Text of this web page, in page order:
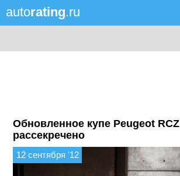
autorating.ru
Обновленное купе Peugeot RCZ
рассекречено
12 сентября '12